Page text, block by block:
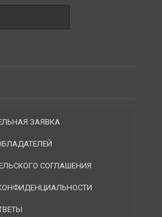
ЗАЯВКА
СОГЛАШЕНИЯ